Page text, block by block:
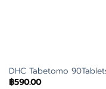
DHC Tabetomo
฿590.00